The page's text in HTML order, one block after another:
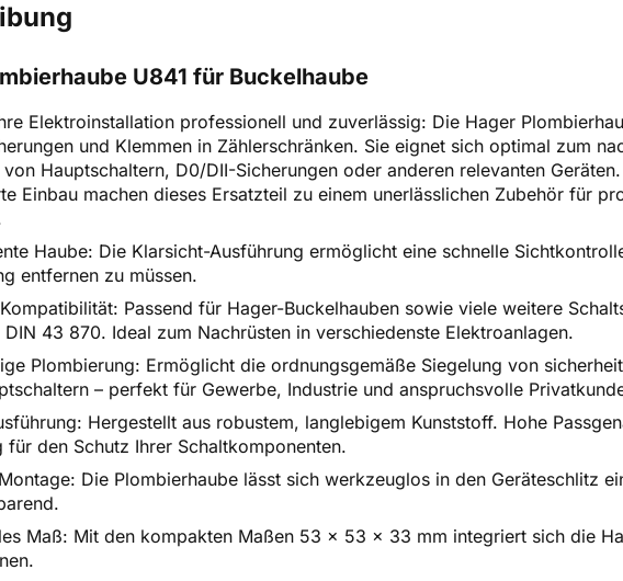
U841 für Buckelhaube
Elektroinstallation professionell und zuverlässig: Die Hager
und Klemmen in Zählerschränken. Sie eignet sich optimal zum
Hauptschaltern, D0/DII-Sicherungen oder anderen relevanten
Einbau machen dieses Ersatzteil zu einem unerlässlichen Zubehör für
Haube: Die Klarsicht-Ausführung ermöglicht eine schnelle
entfernen zu müssen.
Passend für Hager-Buckelhauben sowie viele weitere
DIN 43 870. Ideal zum Nachrüsten in verschiedenste Elektroanlagen.
Plombierung: Ermöglicht die ordnungsgemäße Siegelung von
– perfekt für Gewerbe, Industrie und anspruchsvolle
Hergestellt aus robustem, langlebigem Kunststoff. Hohe
für den Schutz Ihrer Schaltkomponenten.
Die Plombierhaube lässt sich werkzeuglos in den Geräteschlitz
Maß: Mit den kompakten Maßen 53 x 53 x 33 mm integriert sich die